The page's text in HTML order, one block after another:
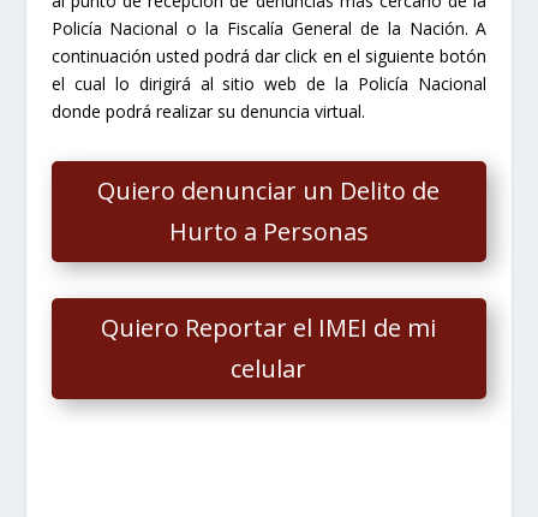
Policía Nacional o la Fiscalía General de la Nación.A
continuación usted podrá dar click en el siguiente botón
el cual lo dirigirá al sitio web de la Policía Nacional
donde podrá realizar su denuncia virtual.
Quiero denunciar un Delito de
Hurto a Personas
Quiero Reportar el IMEI de mi
celular